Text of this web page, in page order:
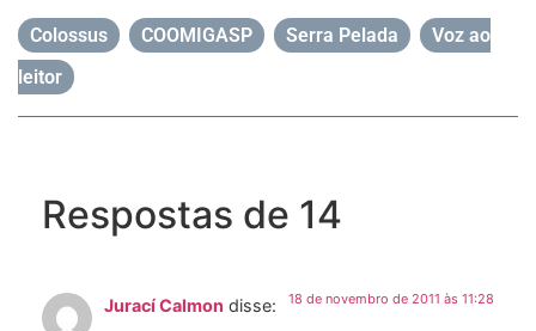
Colossus COOMIGASP Serra Pelada
Voz ao
leitor
Respostas de 14
Jurací Calmon disse: 18 de novembro de 2011 às 11:28